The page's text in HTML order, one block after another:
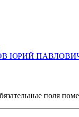
ЮРИЙ
поля